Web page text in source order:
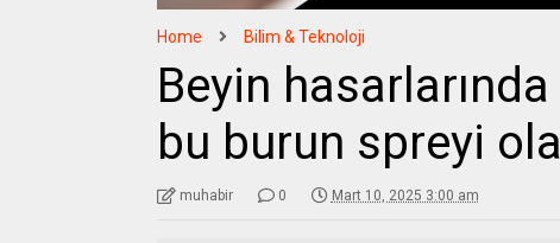
Home Bilim & Teknoloji
Beyin
bu burun spreyi
muhabir 0 Mart 10, 2025 3:00 am